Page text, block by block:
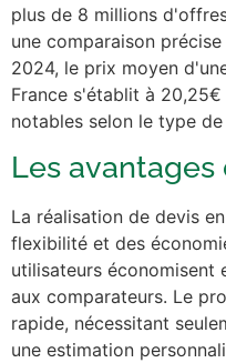
plus de 8 millions
une comparaison
2024, le prix moyen
France s'établit à
notables selon le type de
Les
La réalisation de devis
flexibilité et des
utilisateurs économisent
aux comparateurs. Le
rapide, nécessitant
une estimation